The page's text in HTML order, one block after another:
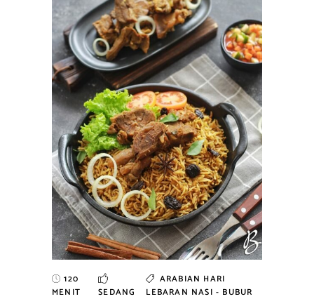
120
MENIT
SEDANG
ARABIAN HARI
LEBARAN NASI - BUBUR